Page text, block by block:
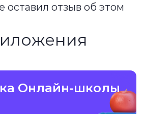
оставил отзыв об этом
Онлайн-школы